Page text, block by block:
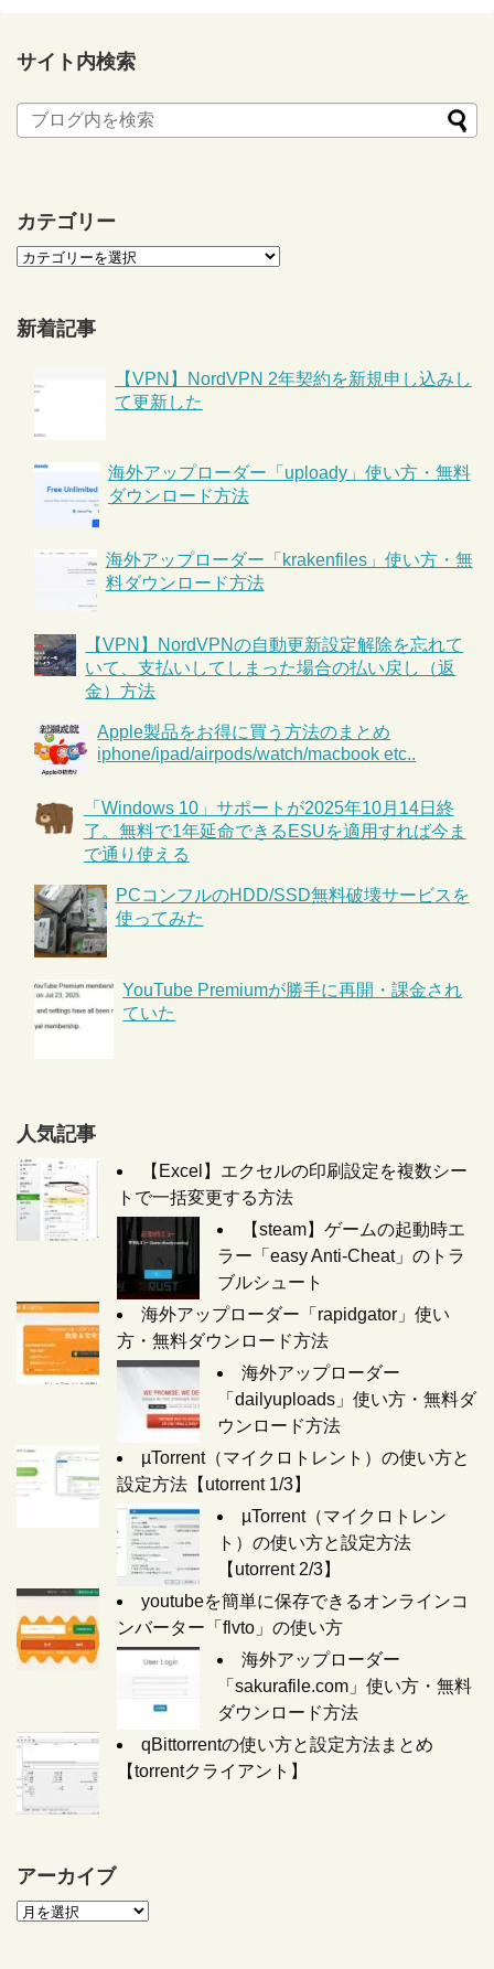
サイト内検索
カテゴリー
新着記事
【VPN】NordVPN 2年契約を新規申し込みし
て更新した
海外アップローダー「uploady」使い方・無料
ダウンロード方法
海外アップローダー「krakenfiles」使い方・無
料ダウンロード方法
【VPN】NordVPNの自動更新設定解除を忘れて
いて、支払いしてしまった場合の払い戻し（返
金）方法
Apple製品をお得に買う方法のまとめ
iphone/ipad/airpods/watch/macbook etc..
「Windows 10」サポートが2025年10月14日終
了。無料で1年延命できるESUを適用すれば今ま
で通り使える
PCコンフルのHDD/SSD無料破壊サービスを
使ってみた
YouTube Premiumが勝手に再開・課金され
ていた
人気記事
【Excel】エクセルの印刷設定を複数シー
トで一括変更する方法
【steam】ゲームの起動時エ
ラー「easy Anti-Cheat」のトラ
ブルシュート
海外アップローダー「rapidgator」使い
方・無料ダウンロード方法
海外アップローダー
「dailyuploads」使い方・無料ダ
ウンロード方法
µTorrent（マイクロトレント）の使い方と
設定方法【utorrent 1/3】
µTorrent（マイクロトレン
ト）の使い方と設定方法
【utorrent 2/3】
youtubeを簡単に保存できるオンラインコ
ンバーター「flvto」の使い方
海外アップローダー
「sakurafile.com」使い方・無料
ダウンロード方法
qBittorrentの使い方と設定方法まとめ
【torrentクライアント】
アーカイブ